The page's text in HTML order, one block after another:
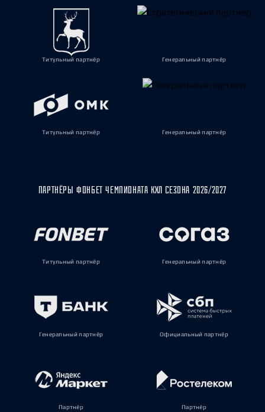
Титульный партнёр Генеральный партнёр
Титульный партнёр Генеральный партнёр
ПАРТНЁРЫ ФОНБЕТ ЧЕМПИОНАТА КХЛ СЕЗОНА 2026/2027
Титульный партнёр Генеральный партнёр
Генеральный партнёр Официальный партнёр
Партнёр Партнёр